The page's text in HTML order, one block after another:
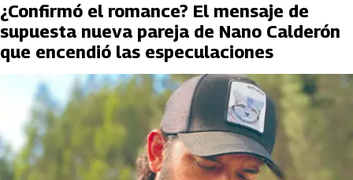
¿Confirmó el romance? El mensaje de
supuesta nueva pareja de Nano Calderón
que encendió las especulaciones